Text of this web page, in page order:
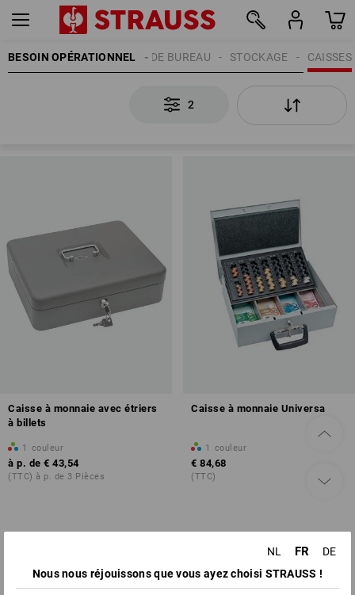
BESOIN OPÉRATIONNEL CAISSES
STOCKAGE
FOURNITURES DE BUREAU
2
Caisse à monnaie avec étriers
à billets
1 couleur
à p. de € 43,54
(TTC) à p. de 3 Pièces
Caisse à monnaie Universa
1 couleur
€ 84,68
(TTC)
NL FR
DE
Nous nous réjouissons que vous ayez choisi STRAUSS !